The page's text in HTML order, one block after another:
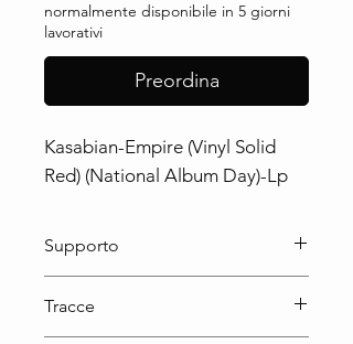
normalmente disponibile in 5 giorni
lavorativi
Preordina
Kasabian-Empire (Vinyl Solid
Red) (National Album Day)-Lp
Supporto
Tracce